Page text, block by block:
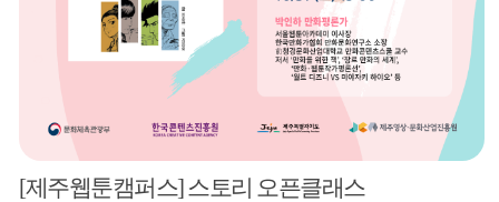
[제주웹툰캠퍼스] 스토리 오픈클래스